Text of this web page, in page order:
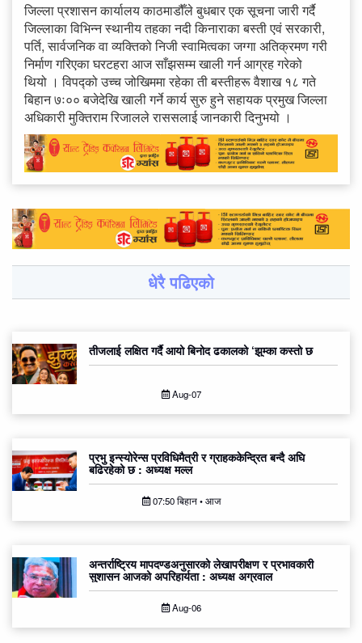
जिल्ला प्रशासन कार्यालय काठमाडौँले बुधबार एक सूचना जारी गर्दै
जिल्लाका विभिन्न स्थानीय तहका नदी किनाराका बस्ती एवं सरकारी,
पर्ति, सार्वजनिक वा व्यक्तिको निजी स्वामित्वका जग्गा अतिक्रमण गरी
निर्माण गरिएका घरटहरा आज साँझसम्म खाली गर्न आग्रह गरेको
थियो । विपद्को उच्च जोखिममा रहेका ती बस्तीहरू वैशाख १८ गते
बिहान ७ः०० बजेदेखि खाली गर्ने कार्य सुरु हुने सहायक प्रमुख जिल्ला
अधिकारी मुक्तिराम रिजालले राससलाई जानकारी दिनुभयो ।
धेरै पढिएको
तीजलाई लक्षित गर्दै आयो बिनोद ढकालको ‘झुम्का कस्तो छ
Aug-07
प्रभु इन्स्योरेन्स प्रविधिमैत्री र ग्राहककेन्द्रित बन्दै अघि
बढिरहेको छ : अध्यक्ष मल्ल
07:50 बिहान • आज
अन्तर्राष्ट्रिय मापदण्डअनुसारको लेखापरीक्षण र प्रभावकारी
सुशासन आजको अपरिहार्यता : अध्यक्ष अग्रवाल
Aug-06